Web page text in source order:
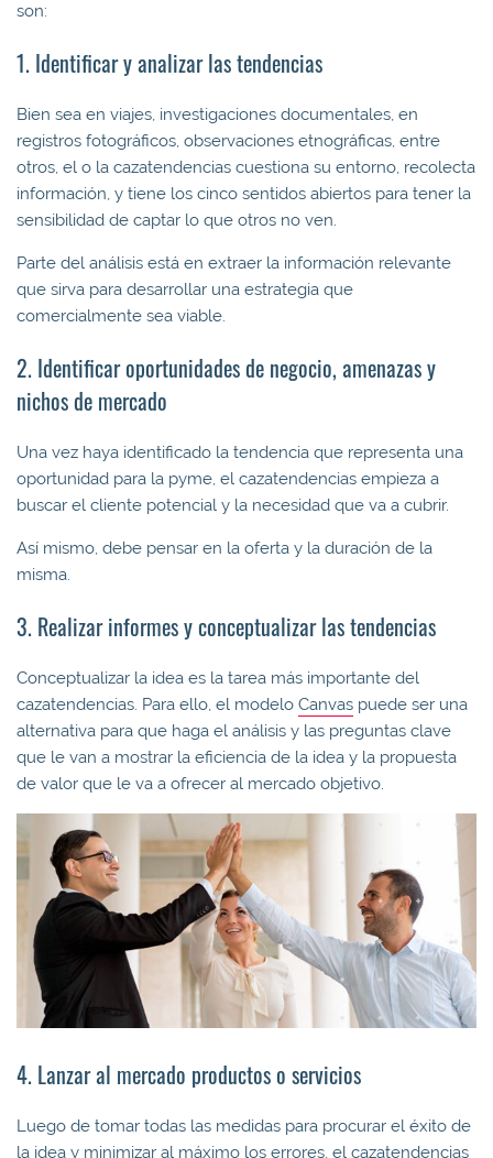
son:
1. Identificar y analizar las tendencias
Bien sea en viajes, investigaciones documentales, en
registros fotográficos, observaciones etnográficas, entre
otros, el o la cazatendencias cuestiona su entorno, recolecta
información, y tiene los cinco sentidos abiertos para tener la
sensibilidad de captar lo que otros no ven.
Parte del análisis está en extraer la información relevante
que sirva para desarrollar una estrategia que
comercialmente sea viable.
2. Identificar oportunidades de negocio, amenazas y
nichos de mercado
Una vez haya identificado la tendencia que representa una
oportunidad para la pyme, el cazatendencias empieza a
buscar el cliente potencial y la necesidad que va a cubrir.
Así mismo, debe pensar en la oferta y la duración de la
misma.
3. Realizar informes y conceptualizar las tendencias
Conceptualizar la idea es la tarea más importante del
cazatendencias. Para ello, el modelo Canvas puede ser una
alternativa para que haga el análisis y las preguntas clave
que le van a mostrar la eficiencia de la idea y la propuesta
de valor que le va a ofrecer al mercado objetivo.
4. Lanzar al mercado productos o servicios
Luego de tomar todas las medidas para procurar el éxito de
la idea y minimizar al máximo los errores, el cazatendencias